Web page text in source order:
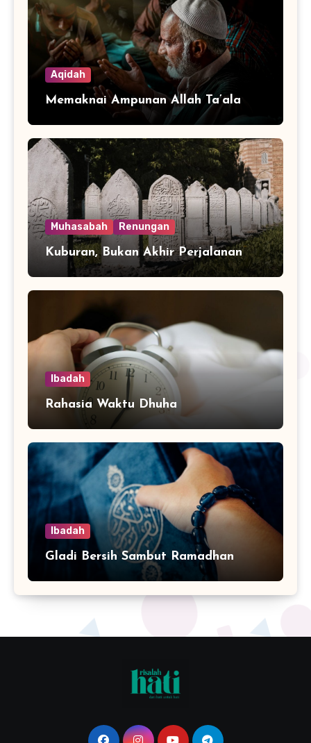
Aqidah
Memaknai Ampunan Allah Ta’ala
Muhasabah Renungan
Kuburan, Bukan Akhir Perjalanan
Ibadah
Rahasia Waktu Dhuha
Ibadah
Gladi Bersih Sambut Ramadhan